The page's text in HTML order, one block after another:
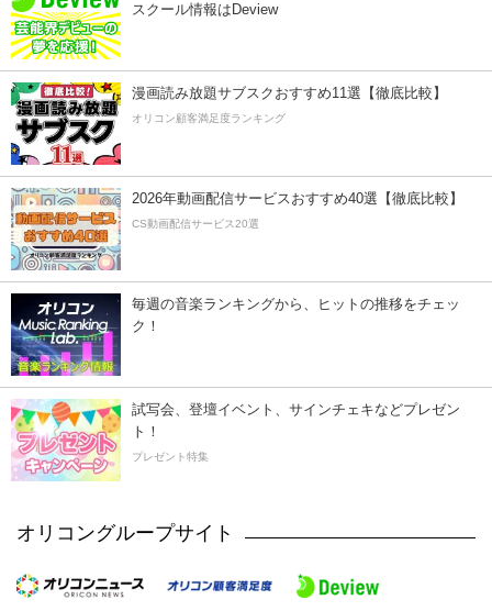
スクール情報はDeview
漫画読み放題サブスクおすすめ11選【徹底比較】
オリコン顧客満足度ランキング
2026年動画配信サービスおすすめ40選【徹底比較】
CS動画配信サービス20選
毎週の音楽ランキングから、ヒットの推移をチェッ
ク！
試写会、登壇イベント、サインチェキなどプレゼン
ト！
プレゼント特集
オリコングループサイト